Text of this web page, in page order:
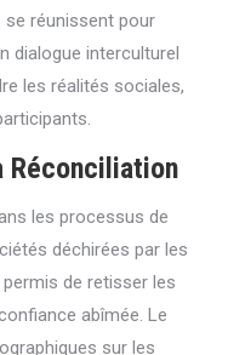
réunissent pour
dialogue interculturel
les réalités sociales,
Réconciliation
les processus de
déchirées par les
de retisser les
abîmée. Le
sur les